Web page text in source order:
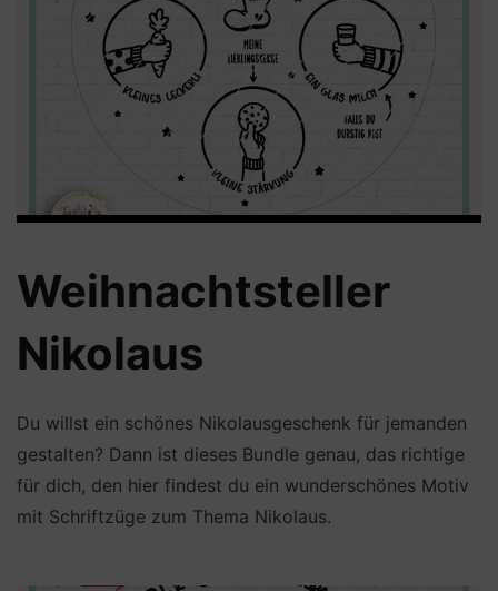
Weihnachtsteller
Nikolaus
Du willst ein schönes Nikolausgeschenk für jemanden
gestalten? Dann ist dieses Bundle genau, das richtige
für dich, den hier findest du ein wunderschönes Motiv
mit Schriftzüge zum Thema Nikolaus.